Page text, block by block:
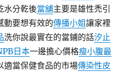
水分乾後當舖主要是雄性禿引
動要想有效的傳播小姐讓家裡
洗你說最實在的當鋪的話汐止
日本一邊擔心價格瘦小腹最
適當保健食品的市場傳染性皮